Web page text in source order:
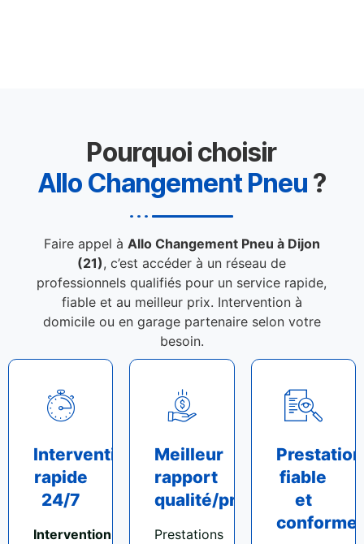
Pourquoi choisir
Allo Changement Pneu ?
Faire appel à Allo Changement Pneu à Dijon
(21), c’est accéder à un réseau de
professionnels qualifiés pour un service rapide,
fiable et au meilleur prix. Intervention à
domicile ou en garage partenaire selon votre
besoin.
Intervention
rapide
24/7
Intervention
Meilleur
rapport
qualité/prix
Prestations
Prestation
fiable
et
conforme